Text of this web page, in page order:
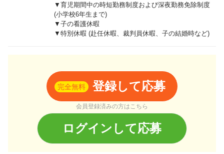
▼育児期間中の時短勤務制度および深夜勤務免除制度
(小学校6年生まで)
▼子の看護休暇
▼特別休暇 (赴任休暇、裁判員休暇、子の結婚時など)
完全無料 登録して応募
会員登録済みの方はこちら
ログインして応募